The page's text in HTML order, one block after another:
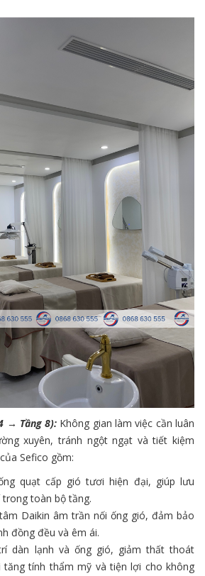
→ Tầng 8): Không gian làm việc cần luân
xuyên, tránh ngột ngạt và tiết kiệm
Sefico gồm:
quạt cấp gió tươi hiện đại, giúp lưu
toàn bộ tầng.
Daikin âm trần nối ống gió, đảm bảo
đồng đều và êm ái.
dàn lạnh và ống gió, giảm thất thoát
tăng tính thẩm mỹ và tiện lợi cho không